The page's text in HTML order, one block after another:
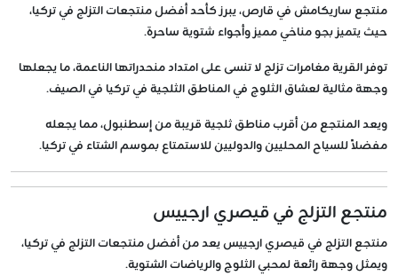
منتجع ساريكامش في قارص، يبرز كأحد أفضل منتجعات التزلج في تركيا،
حيث يتميز بجو مناخي مميز وأجواء شتوية ساحرة.
توفر القرية مغامرات تزلج لا تنسى على امتداد منحدراتها الناعمة، ما يجعلها
وجهة مثالية لعشاق الثلوج في المناطق الثلجية في تركيا في الصيف.
ويعد المنتجع من أقرب مناطق ثلجية قريبة من إسطنبول، مما يجعله
مفضلاً للسياح المحليين والدوليين للاستمتاع بموسم الشتاء في تركيا.
منتجع التزلج في قيصري ارجييس
منتجع التزلج في قيصري ارجييس يعد من أفضل منتجعات التزلج في تركيا،
ويمثل وجهة رائعة لمحبي الثلوج والرياضات الشتوية.